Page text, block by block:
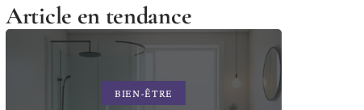
Article en tendance
BIEN-ÊTRE